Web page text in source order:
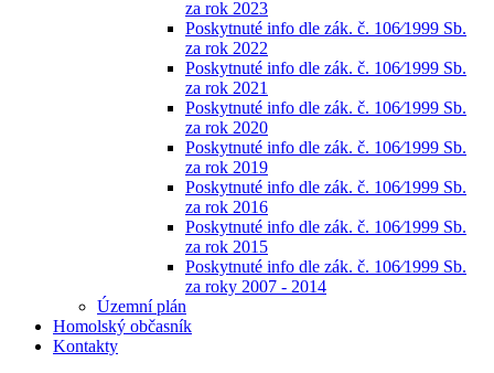
za rok 2023
Poskytnuté info dle zák. č. 106⁄1999 Sb.
za rok 2022
Poskytnuté info dle zák. č. 106⁄1999 Sb.
za rok 2021
Poskytnuté info dle zák. č. 106⁄1999 Sb.
za rok 2020
Poskytnuté info dle zák. č. 106⁄1999 Sb.
za rok 2019
Poskytnuté info dle zák. č. 106⁄1999 Sb.
za rok 2016
Poskytnuté info dle zák. č. 106⁄1999 Sb.
za rok 2015
Poskytnuté info dle zák. č. 106⁄1999 Sb.
za roky 2007 - 2014
Územní plán
Homolský občasník
Kontakty